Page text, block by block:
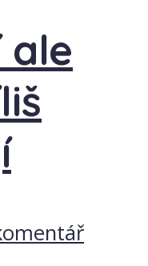
ale